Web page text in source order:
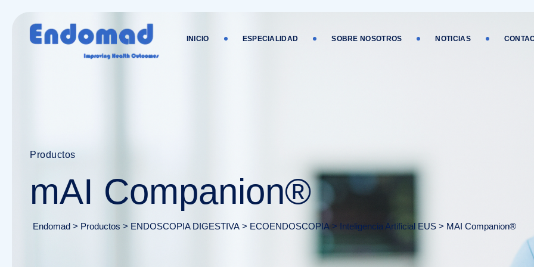
INICIO ESPECIALIDAD SOBRE NOSOTROS NOTICIAS
Productos
mAI Companion®
Endomad > Productos > ENDOSCOPIA DIGESTIVA > ECOENDOSCOPIA > Inteligencia Artificial EUS > MAI Companion®